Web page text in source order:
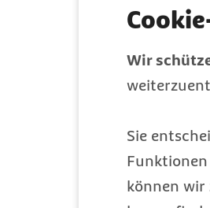
Wir
Sie
Funktionen
können wir
Entdecken Sie